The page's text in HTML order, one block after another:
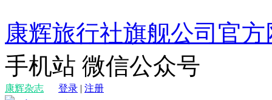
康辉旅行社旗舰公司官方
手机站 微信公众号
康辉杂志 登录 | 注册